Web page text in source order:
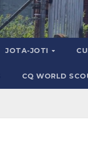
JOTA-JOTI
CQ WORLD